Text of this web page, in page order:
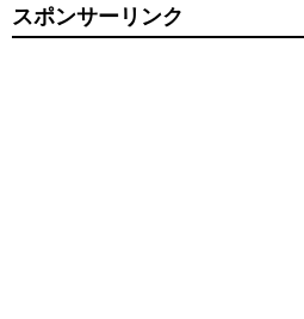
スポンサーリンク